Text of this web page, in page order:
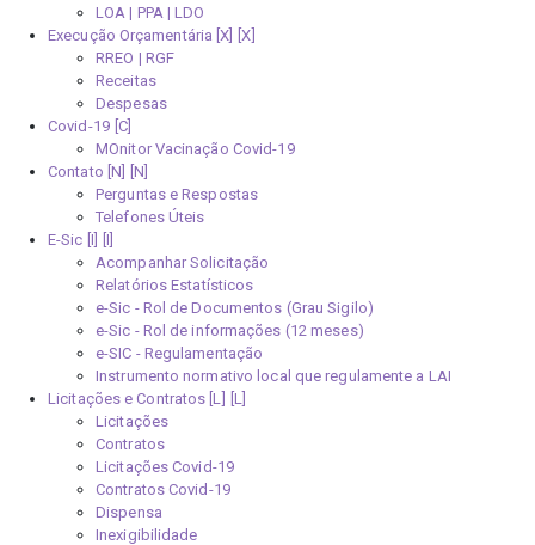
LOA | PPA | LDO
Execução Orçamentária [X]
RREO | RGF
Receitas
Despesas
Covid-19
MOnitor Vacinação Covid-19
Contato [N]
Perguntas e Respostas
Telefones Úteis
E-Sic [I]
Acompanhar Solicitação
Relatórios Estatísticos
e-Sic - Rol de Documentos (Grau Sigilo)
e-Sic - Rol de informações (12 meses)
e-SIC - Regulamentação
Instrumento normativo local que regulamente a LAI
Licitações e Contratos [L]
Licitações
Contratos
Licitações Covid-19
Contratos Covid-19
Dispensa
Inexigibilidade